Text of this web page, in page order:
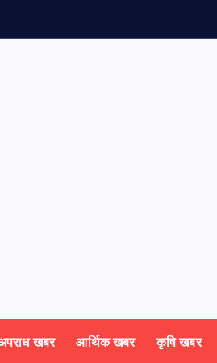
खबर आर्थिक खबर कृषि खबर